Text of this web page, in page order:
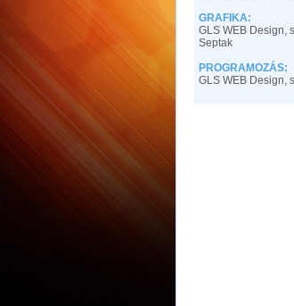
GRAFIKA:
GLS WEB Design,
Septak
PROGRAMOZÁS:
GLS WEB Design,